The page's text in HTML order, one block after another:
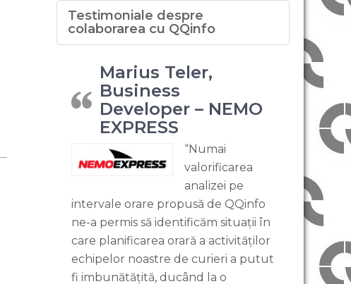
Testimoniale despre
colaborarea cu QQinfo
Marius Teler,
Business
Developer – NEMO
EXPRESS
“Numai
valorificarea
analizei pe
intervale orare propusă de QQinfo
ne-a permis să identificăm situații în
care planificarea orară a activităților
echipelor noastre de curieri a putut
fi imbunătățită, ducând la o